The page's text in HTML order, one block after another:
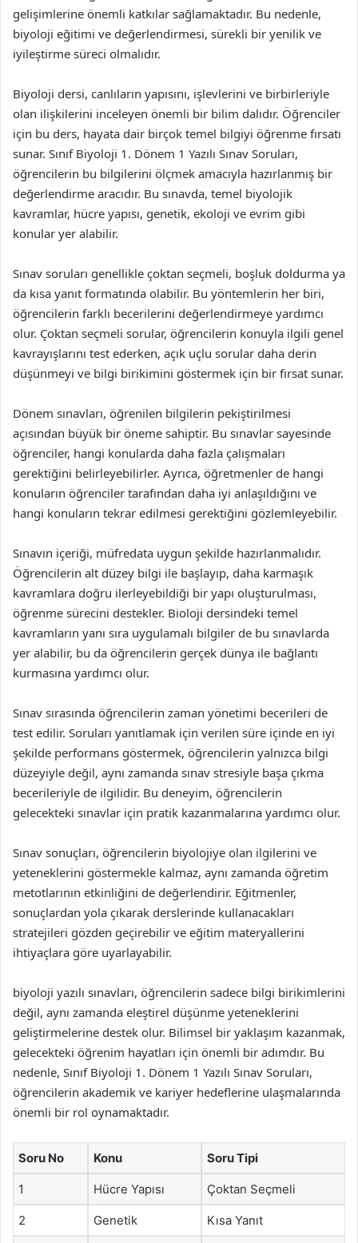
gelişimlerine önemli katkılar sağlamaktadır. Bu nedenle,
biyoloji eğitimi ve değerlendirmesi, sürekli bir yenilik ve
iyileştirme süreci olmalıdır.
Biyoloji dersi, canlıların yapısını, işlevlerini ve birbirleriyle
olan ilişkilerini inceleyen önemli bir bilim dalıdır. Öğrenciler
için bu ders, hayata dair birçok temel bilgiyi öğrenme fırsatı
sunar. Sınıf Biyoloji 1. Dönem 1 Yazılı Sınav Soruları,
öğrencilerin bu bilgilerini ölçmek amacıyla hazırlanmış bir
değerlendirme aracıdır. Bu sınavda, temel biyolojik
kavramlar, hücre yapısı, genetik, ekoloji ve evrim gibi
konular yer alabilir.
Sınav soruları genellikle çoktan seçmeli, boşluk doldurma ya
da kısa yanıt formatında olabilir. Bu yöntemlerin her biri,
öğrencilerin farklı becerilerini değerlendirmeye yardımcı
olur. Çoktan seçmeli sorular, öğrencilerin konuyla ilgili genel
kavrayışlarını test ederken, açık uçlu sorular daha derin
düşünmeyi ve bilgi birikimini göstermek için bir fırsat sunar.
Dönem sınavları, öğrenilen bilgilerin pekiştirilmesi
açısından büyük bir öneme sahiptir. Bu sınavlar sayesinde
öğrenciler, hangi konularda daha fazla çalışmaları
gerektiğini belirleyebilirler. Ayrıca, öğretmenler de hangi
konuların öğrenciler tarafından daha iyi anlaşıldığını ve
hangi konuların tekrar edilmesi gerektiğini gözlemleyebilir.
Sınavın içeriği, müfredata uygun şekilde hazırlanmalıdır.
Öğrencilerin alt düzey bilgi ile başlayıp, daha karmaşık
kavramlara doğru ilerleyebildiği bir yapı oluşturulması,
öğrenme sürecini destekler. Bioloji dersindeki temel
kavramların yanı sıra uygulamalı bilgiler de bu sınavlarda
yer alabilir, bu da öğrencilerin gerçek dünya ile bağlantı
kurmasına yardımcı olur.
Sınav sırasında öğrencilerin zaman yönetimi becerileri de
test edilir. Soruları yanıtlamak için verilen süre içinde en iyi
şekilde performans göstermek, öğrencilerin yalnızca bilgi
düzeyiyle değil, aynı zamanda sınav stresiyle başa çıkma
becerileriyle de ilgilidir. Bu deneyim, öğrencilerin
gelecekteki sınavlar için pratik kazanmalarına yardımcı olur.
Sınav sonuçları, öğrencilerin biyolojiye olan ilgilerini ve
yeteneklerini göstermekle kalmaz, aynı zamanda öğretim
metotlarının etkinliğini de değerlendirir. Eğitmenler,
sonuçlardan yola çıkarak derslerinde kullanacakları
stratejileri gözden geçirebilir ve eğitim materyallerini
ihtiyaçlara göre uyarlayabilir.
biyoloji yazılı sınavları, öğrencilerin sadece bilgi birikimlerini
değil, aynı zamanda eleştirel düşünme yeteneklerini
geliştirmelerine destek olur. Bilimsel bir yaklaşım kazanmak,
gelecekteki öğrenim hayatları için önemli bir adımdır. Bu
nedenle, Sınıf Biyoloji 1. Dönem 1 Yazılı Sınav Soruları,
öğrencilerin akademik ve kariyer hedeflerine ulaşmalarında
önemli bir rol oynamaktadır.
Soru No Konu Soru Tipi
1 Hücre Yapısı Çoktan Seçmeli
2 Genetik Kısa Yanıt